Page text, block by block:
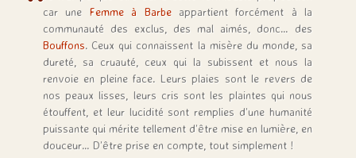
car une Femme à Barbeappartient forcément à la
communauté des exclus, des mal aimés, donc… des
Bouffons. Ceux qui connaissent la misère du monde, sa
dureté, sa cruauté, ceux qui la subissent et nous la
renvoie en pleine face. Leurs plaies sont le revers de
nos peaux lisses, leurs cris sont les plaintes qui nous
étouffent, et leur lucidité sont remplies d’une humanité
puissante qui mérite tellement d’être mise en lumière, en
douceur… D’être prise en compte, tout simplement !